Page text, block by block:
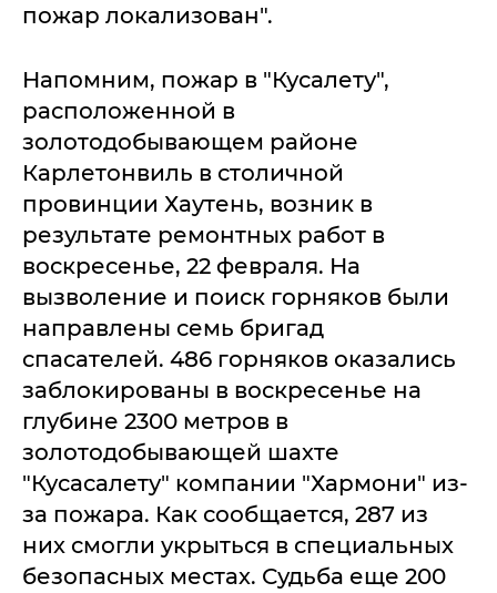
пожар локализован".
Напомним, пожар в "Кусалету",
расположенной в
золотодобывающем районе
Карлетонвиль в столичной
провинции Хаутень, возник в
результате ремонтных работ в
воскресенье, 22 февраля. На
вызволение и поиск горняков были
направлены семь бригад
спасателей. 486 горняков оказались
заблокированы в воскресенье на
глубине 2300 метров в
золотодобывающей шахте
"Кусасалету" компании "Хармони" из-
за пожара. Как сообщается, 287 из
них смогли укрыться в специальных
безопасных местах. Судьба еще 200